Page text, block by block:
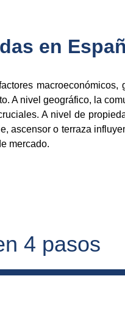
en
macroeconómicos,
A nivel geográfico, la
A nivel de
ascensor o terraza
mercado.
4 pasos